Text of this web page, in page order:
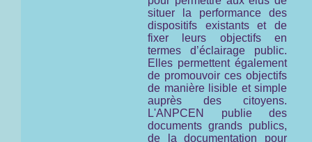
situer la performance des
dispositifs existants et de
fixer leurs objectifs en
termes d’éclairage public.
Elles permettent également
de promouvoir ces objectifs
de manière lisible et simple
auprès des citoyens.
L'ANPCEN publie des
documents grands publics,
de la documentation pour